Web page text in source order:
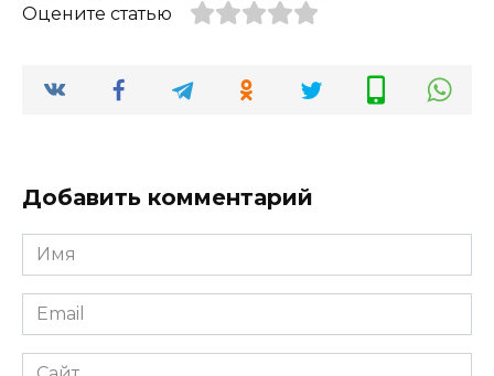
Оцените статью
Добавить комментарий
Имя
*
Email
*
Сайт